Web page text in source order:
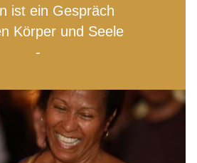
ist ein Gespräch
Körper und Seele
-